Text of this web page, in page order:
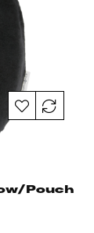
Pouch